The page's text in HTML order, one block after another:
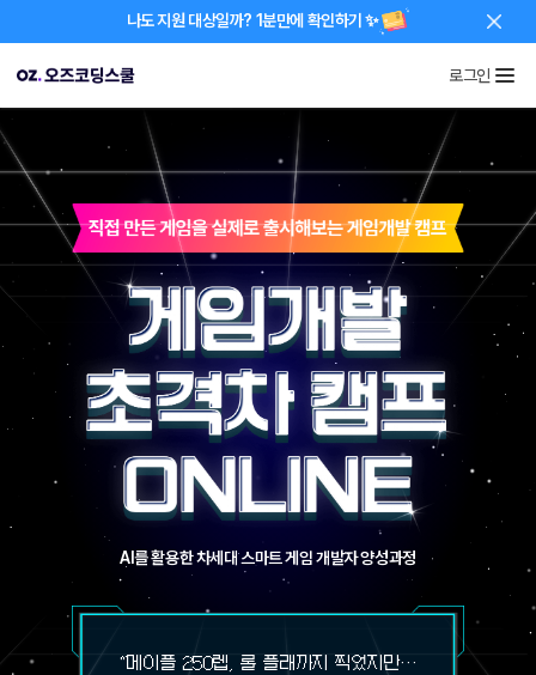
나도 지원 대상일까? 1분만에 확인하기 ✨
로그인
AI를 활용한 차세대 스마트 게임 개발자 양성과정
“메이플 250렙, 롤 플래까지 찍었지만…